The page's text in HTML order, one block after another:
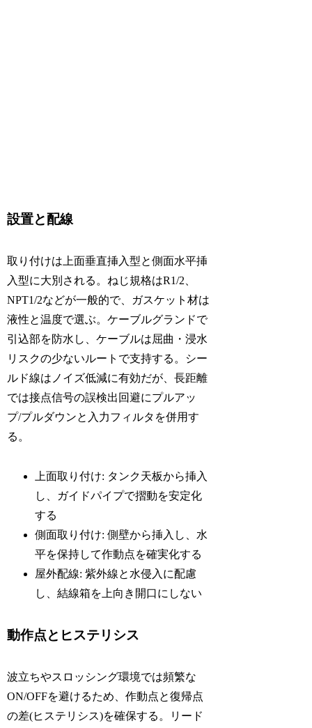
設置と配線
取り付けは上面垂直挿入型と側面水平挿
入型に大別される。ねじ規格はR1/2、
NPT1/2などが一般的で、ガスケット材は
液性と温度で選ぶ。ケーブルグランドで
引込部を防水し、ケーブルは屈曲・浸水
リスクの少ないルートで支持する。シー
ルド線はノイズ低減に有効だが、長距離
では接点信号の誤検出回避にプルアッ
プ/プルダウンと入力フィルタを併用す
る。
上面取り付け: タンク天板から挿入
し、ガイドパイプで摺動を安定化
する
側面取り付け: 側壁から挿入し、水
平を保持して作動点を確実化する
屋外配線: 紫外線と水侵入に配慮
し、結線箱を上向き開口にしない
動作点とヒステリシス
波立ちやスロッシング環境では頻繁な
ON/OFFを避けるため、作動点と復帰点
の差(ヒステリシス)を確保する。リード